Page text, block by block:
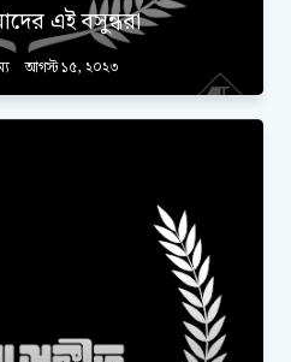
এই বসুন্ধরা
আগস্ট ১৫, ২০২৩